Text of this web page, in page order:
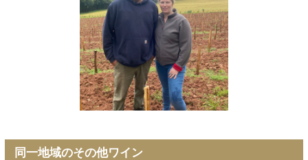
同一地域のその他ワイン